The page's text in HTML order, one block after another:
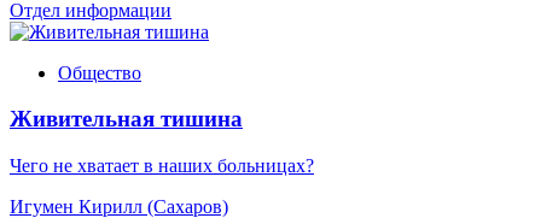
Отдел информации
Общество
Живительная тишина
Чего не хватает в наших больницах?
Игумен Кирилл (Сахаров)